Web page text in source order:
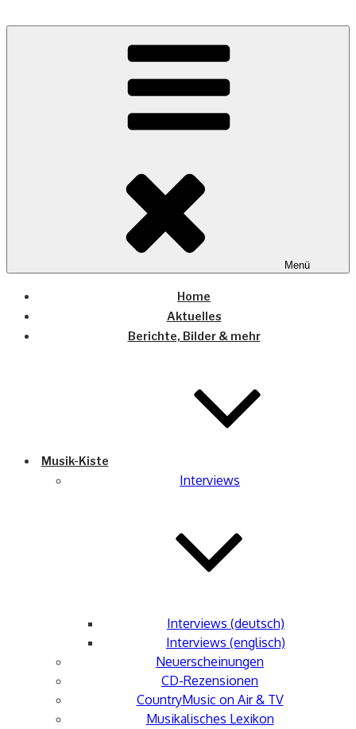
COUNTRYHOME
Wo die (Country-) Musik Zuhause ist
Menü
Home
Aktuelles
Berichte, Bilder & mehr
Musik-Kiste
Interviews
Interviews (deutsch)
Interviews (englisch)
Neuerscheinungen
CD-Rezensionen
CountryMusic on Air & TV
Musikalisches Lexikon